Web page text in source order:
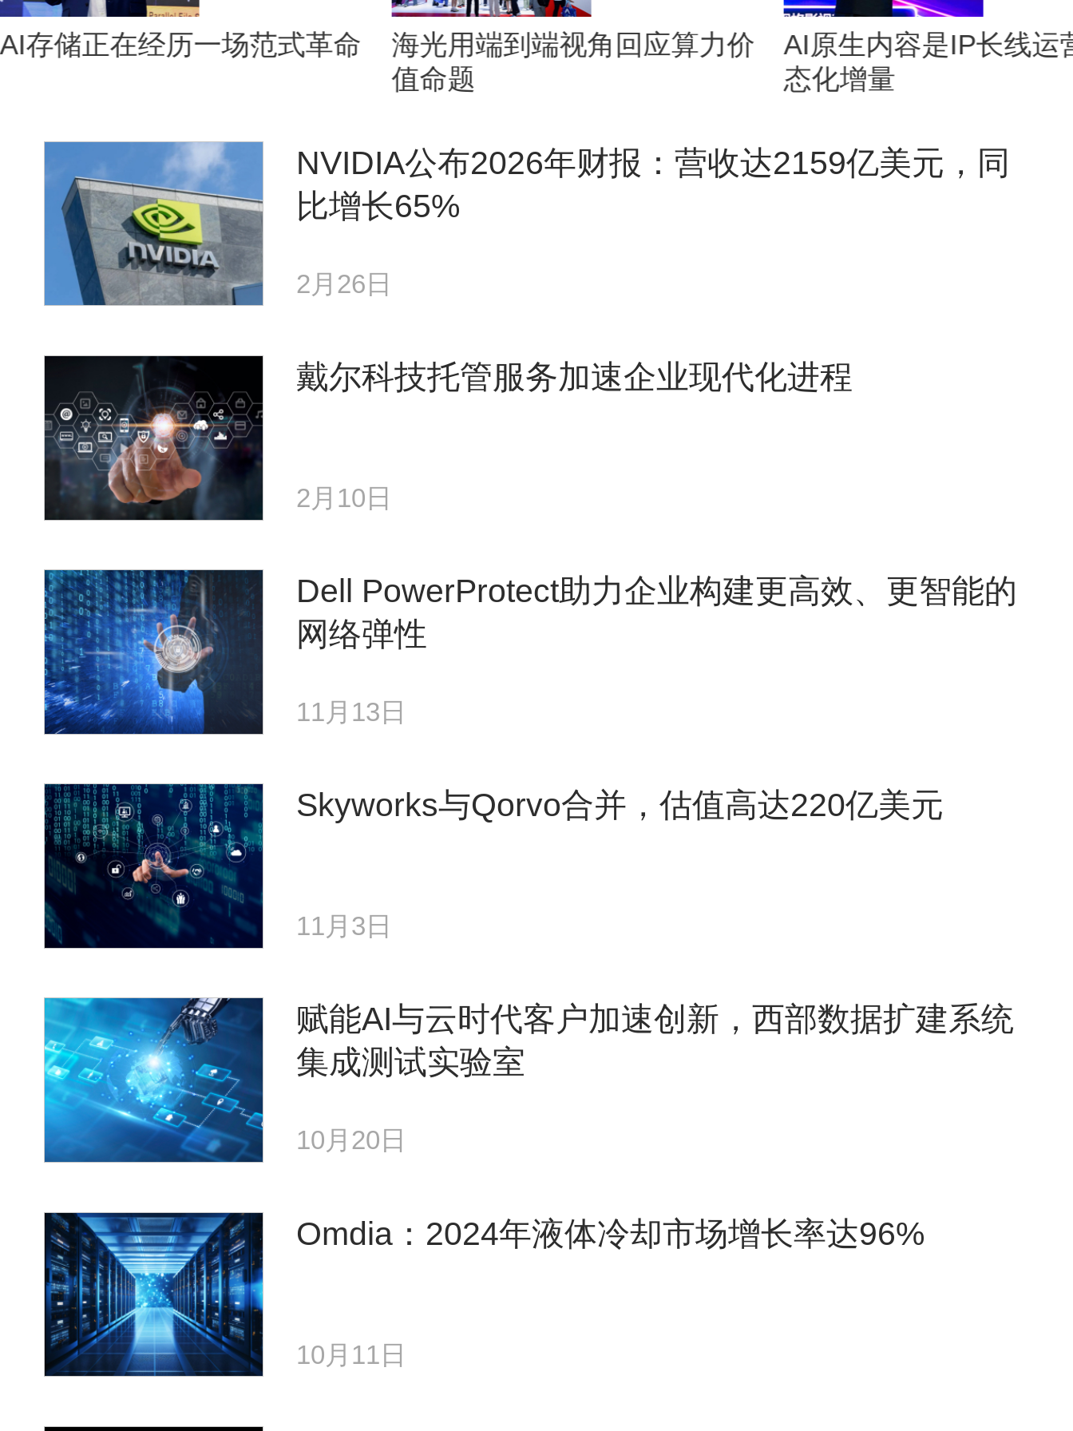
AI存储正在经历一场范式革命
海光用端到端视角回应算力价
值命题
AI原生内容是IP长线运
态化增量
NVIDIA公布2026年财报：营收达2159亿美元，同
比增长65%
2月26日
戴尔科技托管服务加速企业现代化进程
2月10日
Dell PowerProtect助力企业构建更高效、更智能的
网络弹性
11月13日
Skyworks与Qorvo合并，估值高达220亿美元
11月3日
赋能AI与云时代客户加速创新，西部数据扩建系统
集成测试实验室
10月20日
Omdia：2024年液体冷却市场增长率达96%
10月11日